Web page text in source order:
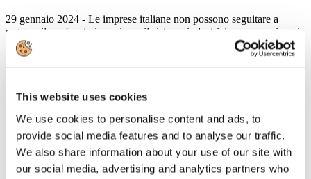
This website uses cookies
We use cookies to personalise content and ads, to
provide social media features and to analyse our traffic.
We also share information about your use of our site with
our social media, advertising and analytics partners who
29 gennaio 2024 - Le imprese italiane non possono seguitare a
reggere il confronto impari con il sistema industriale europeo, in cui
è presente da diversi anni uno schema di compensazione del 75%
del
fondi oggi disponibili in Italia permettono una copertura di poco
superiore al 20%. Considerando che tale divario pesa per oltre 15
€/MWh,
lo squilibrio che si viene a formare rischia di essere determinante nel
delicato equilibrio del libero mercato europeo, e costringe la
manifattura italiana a cedere irreversibilmente importanti quote di